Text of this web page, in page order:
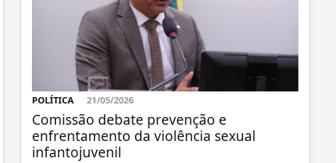
POLÍTICA 21/05/2026
Comissão debate prevenção e
enfrentamento da violência sexual
infantojuvenil